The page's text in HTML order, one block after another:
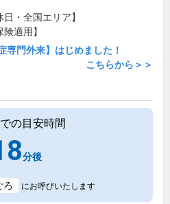
日・全国エリア】
険適用】
専門外来】はじめました！
こちらから＞＞
の目安時間
分後
ろ にお呼びいたします